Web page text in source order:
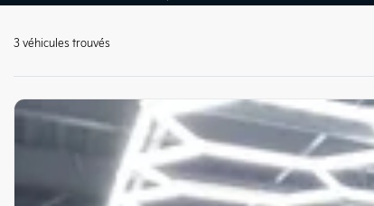
3 véhicules trouvés